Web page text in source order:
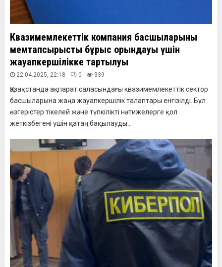
Квазимемлекеттік компания басшыларының
мемтапсырысты бұрыс орындауы үшін
жауапкершілікке тартылуы
22.04.2025, 22:18 0 339
Қазақстанда ақпарат саласындағы квазимемлекеттік сектор
басшыларына жаңа жауапкершілік талаптары енгізілді. Бұл
өзгерістер тікелей және түпкілікті нәтижелерге қол
жеткізбегені үшін қатаң бақылауды...